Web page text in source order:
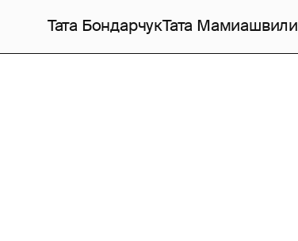
Тата БондарчукТата Мамиашвили